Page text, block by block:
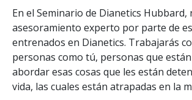
En el Seminario de Dianetics Hubbard,
asesoramiento experto por parte de
entrenados en Dianetics. Trabajarás
personas como tú, personas que
abordar esas cosas que les están
vida, las cuales están atrapadas en la